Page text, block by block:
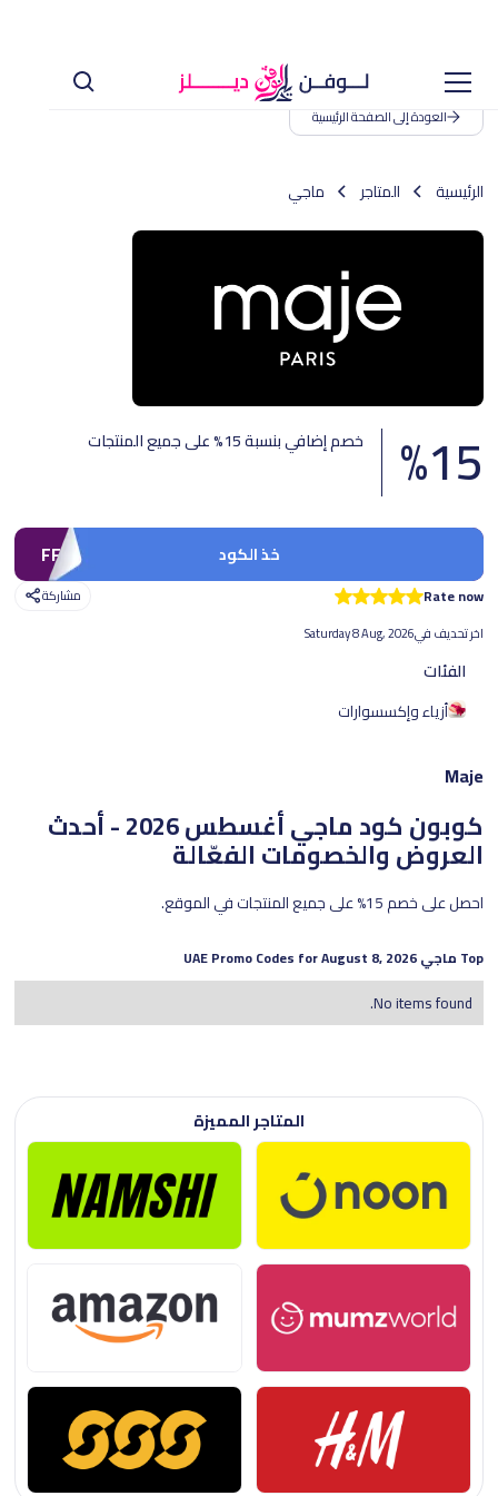
العودة إلى الصفحة الرئيسية
الرئيسية المتاجر ماجي
15
% خصم إضافي بنسبة 15% على جميع المنتجات
FFF خذ الكود
Rate now
مشاركة
اخر تحديف فيSaturday 8 Aug, 2026
الفئات
أزياء وإكسسوارات
Maje
كوبون كود ماجي أغسطس 2026 - أحدث
العروض والخصومات الفعّالة
احصل على خصم 15% على جميع المنتجات في الموقع.
Top ماجيUAE Promo Codes for
August 8, 2026
No items found.
المتاجر المميزة